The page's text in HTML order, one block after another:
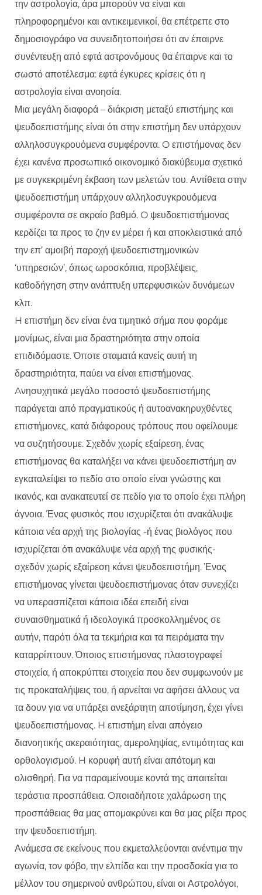
την αστρολογία, άρα μπορούν να είναι και
πληροφορημένοι και αντικειμενικοί, θα επέτρεπε στο
δημοσιογράφο να συνειδητοποιήσει ότι αν έπαιρνε
συνέντευξη από εφτά αστρονόμους θα έπαιρνε και το
σωστό αποτέλεσμα: εφτά έγκυρες κρίσεις ότι η
αστρολογία είναι ανοησία.
Μια μεγάλη διαφορά – διάκριση μεταξύ επιστήμης και
ψευδοεπιστήμης είναι ότι στην επιστήμη δεν υπάρχουν
αλληλοσυγκρουόμενα συμφέροντα. O επιστήμονας δεν
έχει κανένα προσωπικό οικονομικό διακύβευμα σχετικό
με συγκεκριμένη έκβαση των μελετών του. Αντίθετα στην
ψευδοεπιστήμη υπάρχουν αλληλοσυγκρουόμενα
συμφέροντα σε ακραίο βαθμό. O ψευδοεπιστήμονας
κερδίζει τα προς το ζην εν μέρει ή και αποκλειστικά από
την επ’ αμοιβή παροχή ψευδοεπιστημονικών
‘υπηρεσιών’, όπως ωροσκόπια, προβλέψεις,
καθοδήγηση στην ανάπτυξη υπερφυσικών δυνάμεων
κλπ.
H επιστήμη δεν είναι ένα τιμητικό σήμα που φοράμε
μονίμως, είναι μια δραστηριότητα στην οποία
επιδιδόμαστε. Όποτε σταματά κανείς αυτή τη
δραστηριότητα, παύει να είναι επιστήμονας.
Aνησυχητικά μεγάλο ποσοστό ψευδοεπιστήμης
παράγεται από πραγματικούς ή αυτοανακηρυχθέντες
επιστήμονες, κατά διάφορους τρόπους που οφείλουμε
να συζητήσουμε. Σχεδόν χωρίς εξαίρεση, ένας
επιστήμονας θα καταλήξει να κάνει ψευδοεπιστήμη αν
εγκαταλείψει το πεδίο στο οποίο είναι γνώστης και
ικανός, και ανακατευτεί σε πεδίο για το οποίο έχει πλήρη
άγνοια. Ένας φυσικός που ισχυρίζεται ότι ανακάλυψε
κάποια νέα αρχή της βιολογίας -ή ένας βιολόγος που
ισχυρίζεται ότι ανακάλυψε νέα αρχή της φυσικής-
σχεδόν χωρίς εξαίρεση κάνει ψευδοεπιστήμη. Ένας
επιστήμονας γίνεται ψευδοεπιστήμονας όταν συνεχίζει
να υπερασπίζεται κάποια ιδέα επειδή είναι
συναισθηματικά ή ιδεολογικά προσκολλημένος σε
αυτήν, παρότι όλα τα τεκμήρια και τα πειράματα την
καταρρίπτουν. Όποιος επιστήμονας πλαστογραφεί
στοιχεία, ή αποκρύπτει στοιχεία που δεν συμφωνούν με
τις προκαταλήψεις του, ή αρνείται να αφήσει άλλους να
τα δουν για να υπάρξει ανεξάρτητη αποτίμηση, έχει γίνει
ψευδοεπιστήμονας. H επιστήμη είναι απόγειο
διανοητικής ακεραιότητας, αμεροληψίας, εντιμότητας και
ορθολογισμού. H κορυφή αυτή είναι απότομη και
ολισθηρή. Για να παραμείνουμε κοντά της απαιτείται
τεράστια προσπάθεια. Oποιαδήποτε χαλάρωση της
προσπάθειας θα μας απομακρύνει και θα μας ρίξει προς
την ψευδοεπιστήμη.
Ανάμεσα σε εκείνους που εκμεταλλεύονται ανέντιμα την
αγωνία, τον φόβο, την ελπίδα και την προσδοκία για το
μέλλον του σημερινού ανθρώπου, είναι οι Αστρολόγοι,